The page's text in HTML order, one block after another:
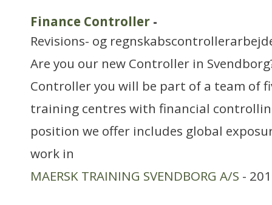
Finance Controller -
Revisions- og
Are you our new Controller in
Controller you will be part of a team of
training centres with financial
position we offer includes global
work in
MAERSK TRAINING SVENDBORG A/S -